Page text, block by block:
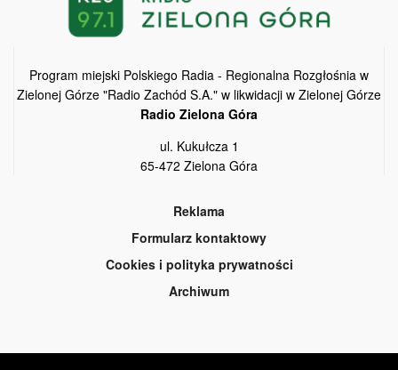
Program miejski Polskiego Radia - Regionalna Rozgłośnia w
Zielonej Górze "Radio Zachód S.A." w likwidacji w Zielonej Górze
Radio Zielona Góra
ul. Kukułcza 1
65-472 Zielona Góra
Reklama
Formularz kontaktowy
Cookies i polityka prywatności
Archiwum